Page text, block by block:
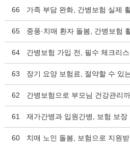
66 가족 부담 완화, 간병보험 실제
65 중풍·치매 환자 돌봄, 간병보험
64 간병보험 가입 전, 필수 체크리
63 장기 요양 보험료, 절약할 수 있
62 간병보험으로 부모님 건강관리
61 재가간병과 입원간병, 보험 보장
60 치매 노인 돌봄, 보험으로 지원